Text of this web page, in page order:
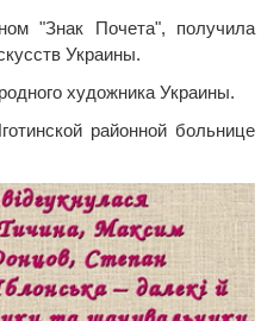
"Знак Почета", получила
Украины.
художника Украины.
районной больнице